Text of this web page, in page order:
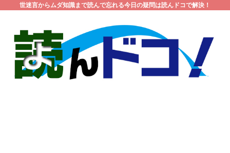
世迷言からムダ知識まで読んで忘れる今日の疑問は読んドコで解決！